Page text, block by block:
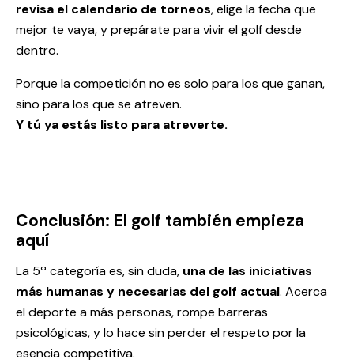
revisa el calendario de torneos, elige la fecha que
mejor te vaya, y prepárate para vivir el golf desde
dentro.
Porque la competición no es solo para los que ganan,
sino para los que se atreven.
Y tú ya estás listo para atreverte.
Conclusión: El golf también empieza
aquí
La 5ª categoría es, sin duda, una de las iniciativas
más humanas y necesarias del golf actual. Acerca
el deporte a más personas, rompe barreras
psicológicas, y lo hace sin perder el respeto por la
esencia competitiva.